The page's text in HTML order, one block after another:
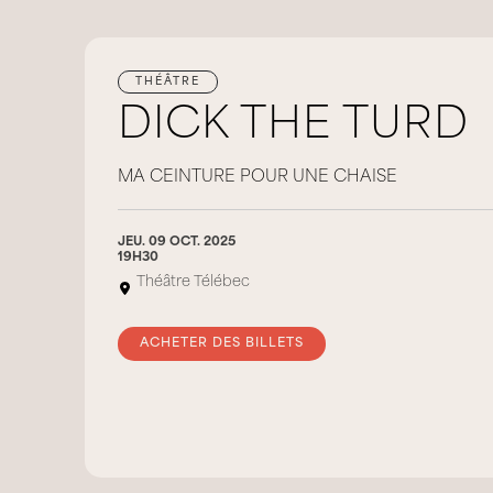
THÉÂTRE
DICK THE TURD
MA CEINTURE POUR UNE CHAISE
JEU. 09 OCT. 2025
19H30
Théâtre Télébec
ACHETER DES BILLETS